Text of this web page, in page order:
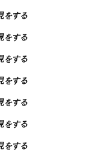
をする
をする
をする
をする
をする
をする
をする